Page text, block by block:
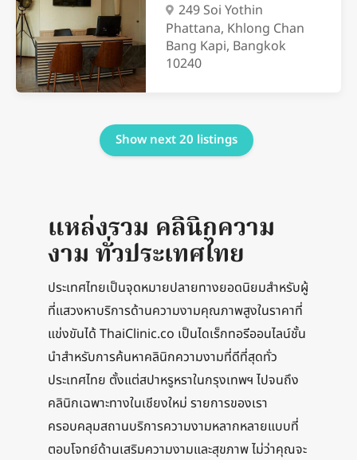
249 Soi Yothin
Phattana, Khlong Chan
Bang Kapi, Bangkok
10240
Show next 20 listings
แหล่งรวม คลินิกความ
งาม ทั่วประเทศไทย
ประเทศไทยเป็นจุดหมายปลายทางยอดนิยมสําหรับผู้
ที่แสวงหาบริการด้านความงามคุณภาพสูงในราคาที่
แข่งขันได้ ThaiClinic.co เป็นไดเร็กทอรีออนไลน์ชั้น
นําสําหรับการค้นหาคลินิกความงามที่ดีที่สุดทั่ว
ประเทศไทย ตั้งแต่สปาหรูหราในกรุงเทพฯ ไปจนถึง
คลินิกเฉพาะทางในเชียงใหม่ รายการของเรา
ครอบคลุมสถานบริการความงามหลากหลายแบบที่
ตอบโจทย์ด้านเสริมความงามและสุขภาพ ไม่ว่าคุณจะ